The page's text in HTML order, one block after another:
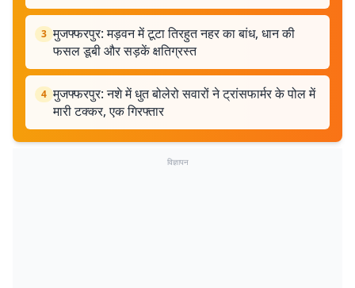
3 मुजफ्फरपुर: मड़वन में टूटा तिरहुत नहर का बांध, धान की
फसल डूबी और सड़कें क्षतिग्रस्त
4 मुजफ्फरपुर: नशे में धुत बोलेरो सवारों ने ट्रांसफार्मर के पोल में
मारी टक्कर, एक गिरफ्तार
विज्ञापन